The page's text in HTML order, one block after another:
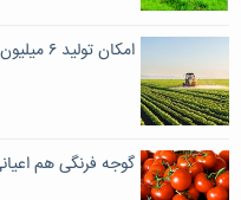
امکان تولید ۶ میلیون تن محصول کشاورزی با منابع آبی موجود
گوجه فرنگی هم